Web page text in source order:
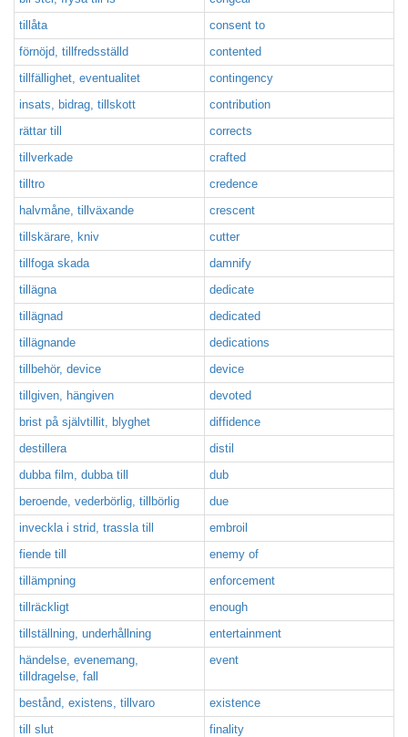
tillåta
consent to
förnöjd, tillfredsställd
contented
tillfällighet, eventualitet
contingency
insats, bidrag, tillskott
contribution
rättar till
corrects
tillverkade
crafted
tilltro
credence
halvmåne, tillväxande
crescent
tillskärare, kniv
cutter
tillfoga skada
damnify
tillägna
dedicate
tillägnad
dedicated
tillägnande
dedications
tillbehör, device
device
tillgiven, hängiven
devoted
brist på självtillit, blyghet
diffidence
destillera
distil
dubba film, dubba till
dub
beroende, vederbörlig, tillbörlig
due
inveckla i strid, trassla till
embroil
fiende till
enemy of
tillämpning
enforcement
tillräckligt
enough
tillställning, underhållning
entertainment
händelse, evenemang,
tilldragelse, fall
event
bestånd, existens, tillvaro
existence
till slut
finality